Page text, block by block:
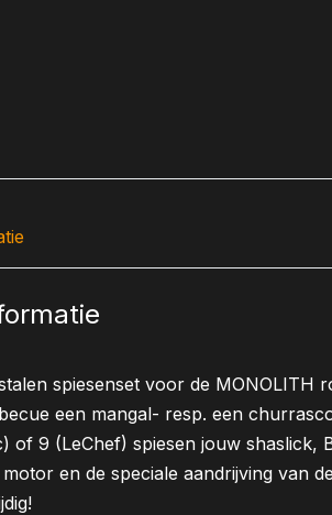
spiesenset voor de MONOLITH
een mangal- resp. een
of 9 (LeChef) spiesen jouw shaslick,
en de speciale aandrijving van